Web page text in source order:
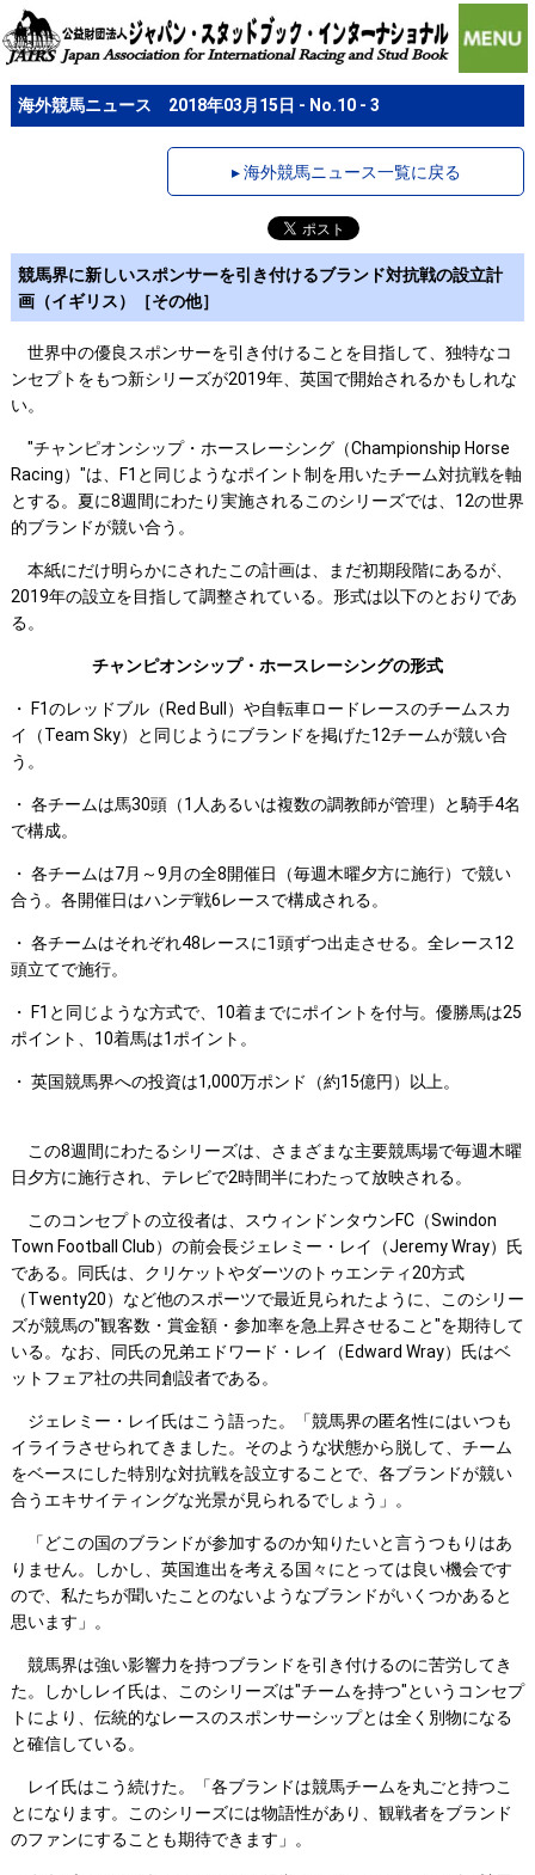
海外競馬ニュース 2018年03月15日 - No.10 - 3
▸ 海外競馬ニュース一覧に戻る
競馬界に新しいスポンサーを引き付けるブランド対抗戦の設立計
画（イギリス）［その他］
世界中の優良スポンサーを引き付けることを目指して、独特なコ
ンセプトをもつ新シリーズが2019年、英国で開始されるかもしれな
い。
"チャンピオンシップ・ホースレーシング（Championship Horse
Racing）"は、F1と同じようなポイント制を用いたチーム対抗戦を軸
とする。夏に8週間にわたり実施されるこのシリーズでは、12の世界
的ブランドが競い合う。
本紙にだけ明らかにされたこの計画は、まだ初期段階にあるが、
2019年の設立を目指して調整されている。形式は以下のとおりであ
る。
チャンピオンシップ・ホースレーシングの形式
・ F1のレッドブル（Red Bull）や自転車ロードレースのチームスカ
イ（Team Sky）と同じようにブランドを掲げた12チームが競い合
う。
・ 各チームは馬30頭（1人あるいは複数の調教師が管理）と騎手4名
で構成。
・ 各チームは7月～9月の全8開催日（毎週木曜夕方に施行）で競い
合う。各開催日はハンデ戦6レースで構成される。
・ 各チームはそれぞれ48レースに1頭ずつ出走させる。全レース12
頭立てで施行。
・ F1と同じような方式で、10着までにポイントを付与。優勝馬は25
ポイント、10着馬は1ポイント。
・ 英国競馬界への投資は1,000万ポンド（約15億円）以上。
この8週間にわたるシリーズは、さまざまな主要競馬場で毎週木曜
日夕方に施行され、テレビで2時間半にわたって放映される。
このコンセプトの立役者は、スウィンドンタウンFC（Swindon
Town Football Club）の前会長ジェレミー・レイ（Jeremy Wray）氏
である。同氏は、クリケットやダーツのトゥエンティ20方式
（Twenty20）など他のスポーツで最近見られたように、このシリー
ズが競馬の"観客数・賞金額・参加率を急上昇させること"を期待して
いる。なお、同氏の兄弟エドワード・レイ（Edward Wray）氏はベ
ットフェア社の共同創設者である。
ジェレミー・レイ氏はこう語った。「競馬界の匿名性にはいつも
イライラさせられてきました。そのような状態から脱して、チーム
をベースにした特別な対抗戦を設立することで、各ブランドが競い
合うエキサイティングな光景が見られるでしょう」。
「どこの国のブランドが参加するのか知りたいと言うつもりはあ
りません。しかし、英国進出を考える国々にとっては良い機会です
ので、私たちが聞いたことのないようなブランドがいくつかあると
思います」。
競馬界は強い影響力を持つブランドを引き付けるのに苦労してき
た。しかしレイ氏は、このシリーズは"チームを持つ"というコンセプ
トにより、伝統的なレースのスポンサーシップとは全く別物になる
と確信している。
レイ氏はこう続けた。「各ブランドは競馬チームを丸ごと持つこ
とになります。このシリーズには物語性があり、観戦者をブランド
のファンにすることも期待できます」。